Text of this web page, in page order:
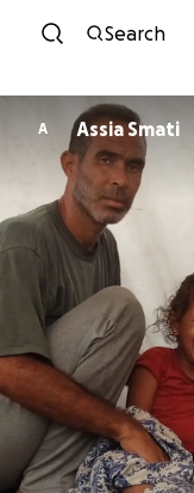
Search
A Assia Smati